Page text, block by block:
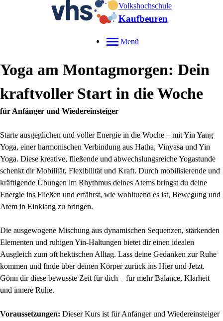
Volkshochschule
Kaufbeuren
Menü
Yoga am Montagmorgen: Dein
kraftvoller Start in die Woche
für Anfänger und Wiedereinsteiger
Starte ausgeglichen und voller Energie in die Woche – mit Yin Yang
Yoga, einer harmonischen Verbindung aus Hatha, Vinyasa und Yin
Yoga. Diese kreative, fließende und abwechslungsreiche Yogastunde
schenkt dir Mobilität, Flexibilität und Kraft. Durch mobilisierende und
kräftigende Übungen im Rhythmus deines Atems bringst du deine
Energie ins Fließen und erfährst, wie wohltuend es ist, Bewegung und
Atem in Einklang zu bringen.
Die ausgewogene Mischung aus dynamischen Sequenzen, stärkenden
Elementen und ruhigen Yin-Haltungen bietet dir einen idealen
Ausgleich zum oft hektischen Alltag. Lass deine Gedanken zur Ruhe
kommen und finde über deinen Körper zurück ins Hier und Jetzt.
Gönn dir diese bewusste Zeit für dich – für mehr Balance, Klarheit
und innere Ruhe.
Voraussetzungen: Dieser Kurs ist für Anfänger und Wiedereinsteiger